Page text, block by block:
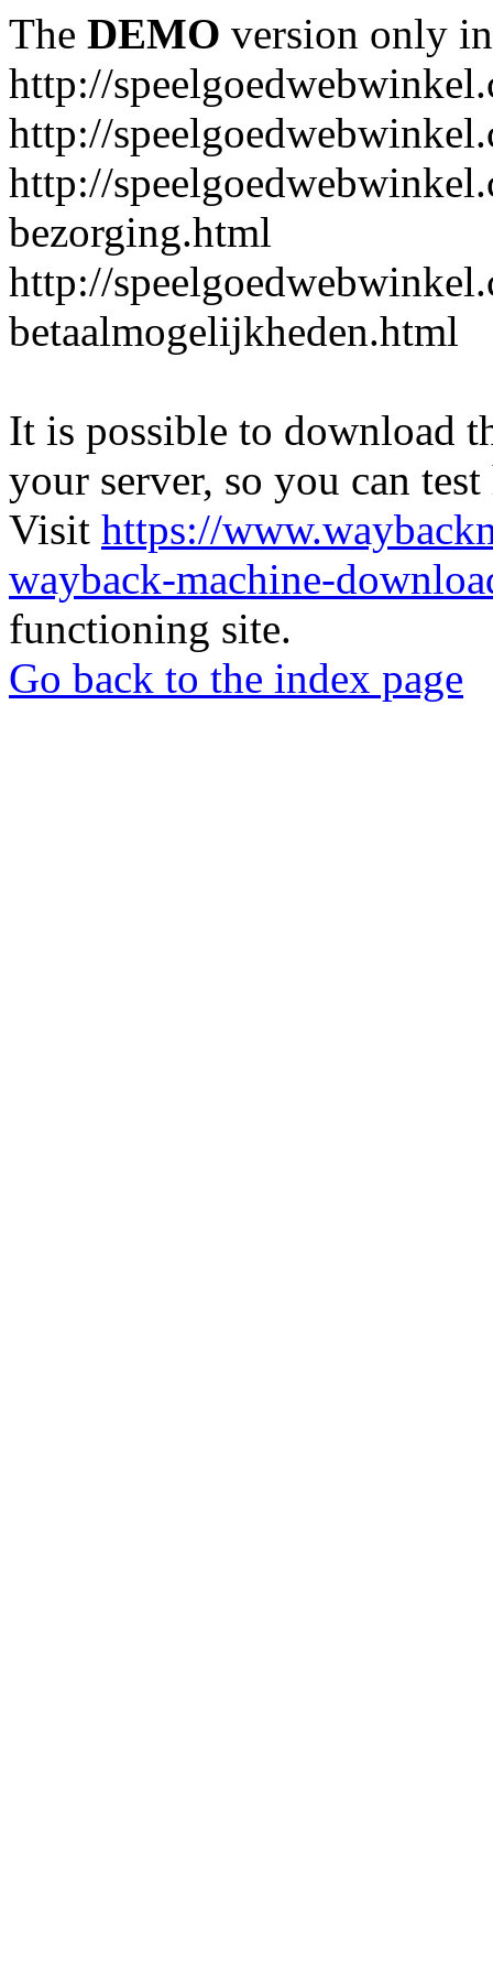
The DEMO version only
http://
http://
http://
bezorging.html
http://
betaalmogelijkheden.html
It is possible to download
your server, so you can
Visit https://
wayback-machine-
functioning site.
Go back to the index page